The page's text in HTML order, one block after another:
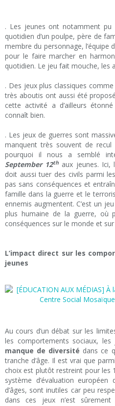
. Les jeunes ont notamment pu
quotidien d’un poulpe, père de
membre du personnage, l’équipe
pour le faire marcher en
quotidien. Le jeu fait mouche, les
. Des jeux plus classiques comme
très aboutis ont aussi été
cette activité a d’ailleurs
connaît bien.
. Les jeux de guerres sont
manquent très souvent de
pourquoi il nous a semblé
September 12th aux jeunes. Ici,
doit aussi tuer des civils parmi
pas sans conséquences et
famille dans la guerre et le
ennemis augmentent. C’est un
plus humaine de la guerre, où
conséquences sur le monde et
L’impact direct sur les
jeunes
Au cours d’un débat sur les
les comportements sociaux,
manque de diversité dans ce
tranche d’âge. Il est vrai que
choix est plutôt restreint pour les
système d’évaluation
d’âges, sont inutiles car peu
dans ces jeux n’est